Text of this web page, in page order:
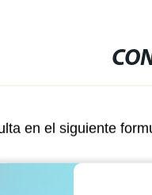
en el siguiente